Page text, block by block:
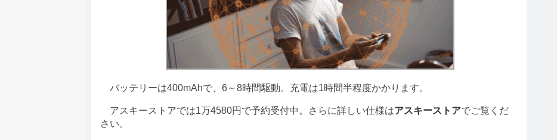
バッテリーは400mAhで、6～8時間駆動。充電は1時間半程度かかります。
アスキーストアでは1万4580円で予約受付中。さらに詳しい仕様はアスキーストアでご覧くだ
さい。